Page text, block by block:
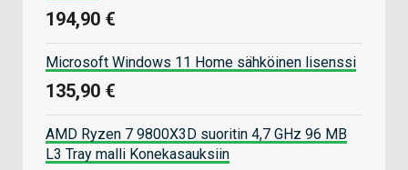
194,90 €
Microsoft Windows 11 Home sähköinen lisenssi
135,90 €
AMD Ryzen 7 9800X3D suoritin 4,7 GHz 96 MB
L3 Tray malli Konekasauksiin